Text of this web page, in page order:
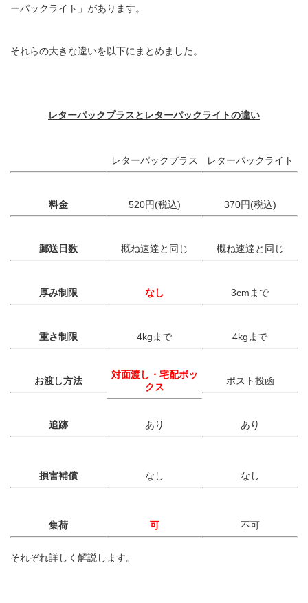
ーパックライト」があります。
それらの大きな違いを以下にまとめました。
レターパックプラスとレターパックライトの違い
レターパックプラス レターパックライト
料金 520円(税込) 370円(税込)
郵送日数 概ね速達と同じ 概ね速達と同じ
厚み制限 なし 3cmまで
重さ制限 4kgまで 4kgまで
お渡し方法
対面渡し・宅配ボッ
クス
ポスト投函
追跡 あり あり
損害補償 なし なし
集荷 可 不可
それぞれ詳しく解説します。